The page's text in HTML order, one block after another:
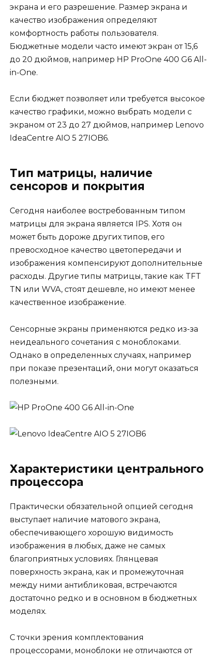
экрана и его разрешение. Размер экрана и
качество изображения определяют
комфортность работы пользователя.
Бюджетные модели часто имеют экран от 15,6
до 20 дюймов, например HP ProOne 400 G6 All-
in-One.
Если бюджет позволяет или требуется высокое
качество графики, можно выбрать модели с
экраном от 23 до 27 дюймов, например Lenovo
IdeaCentre AIO 5 27IOB6.
Тип матрицы, наличие
сенсоров и покрытия
Сегодня наиболее востребованным типом
матрицы для экрана является IPS. Хотя он
может быть дороже других типов, его
превосходное качество цветопередачи и
изображения компенсируют дополнительные
расходы. Другие типы матрицы, такие как TFT
TN или WVA, стоят дешевле, но имеют менее
качественное изображение.
Сенсорные экраны применяются редко из-за
неидеального сочетания с моноблоками.
Однако в определенных случаях, например
при показе презентаций, они могут оказаться
полезными.
Характеристики центрального
процессора
Практически обязательной опцией сегодня
выступает наличие матового экрана,
обеспечивающего хорошую видимость
изображения в любых, даже не самых
благоприятных условиях. Глянцевая
поверхность экрана, как и промежуточная
между ними антибликовая, встречаются
достаточно редко и в основном в бюджетных
моделях.
С точки зрения комплектования
процессорами, моноблоки не отличаются от